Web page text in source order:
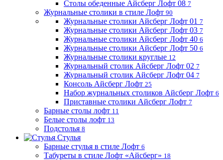
Столы обеденные Айсберг Лофт 08 7
Журнальные столики в стиле Лофт 90
Журнальные столики Айсберг Лофт 01 7
Журнальные столики Айсберг Лофт 03 7
Журнальные столики Айсберг Лофт 40 6
Журнальные столики Айсберг Лофт 50 6
Журнальные столики круглые 12
Журнальный столик Айсберг Лофт 02 7
Журнальный столик Айсберг Лофт 04 7
Консоль Айсберг Лофт 25
Набор журнальных столиков Айсберг Лофт 6
Приставные столики Айсберг Лофт 7
Барные столы лофт 11
Белые столы лофт 13
Подстолья 8
Стулья
Барные стулья в стиле Лофт 6
Табуреты в стиле Лофт «Айсберг» 18